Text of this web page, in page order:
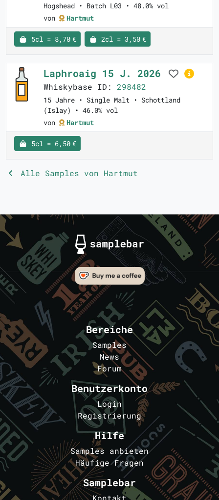
Hogshead • Batch L03 • 48.0% vol
von
Hartmut
5cl = 8,70 € 2cl = 3,50 €
Laphroaig 15 J. 2026
Whiskybase ID: 298482
15 Jahre • Single Malt • Schottland
(Islay) • 46.0% vol
von
Hartmut
5cl = 6,50 €
Alle Samples von Hartmut
Bereiche
Samples
News
Forum
Benutzerkonto
Login
Registrierung
Hilfe
Samples anbieten
Häufige Fragen
Samplebar
Kontakt